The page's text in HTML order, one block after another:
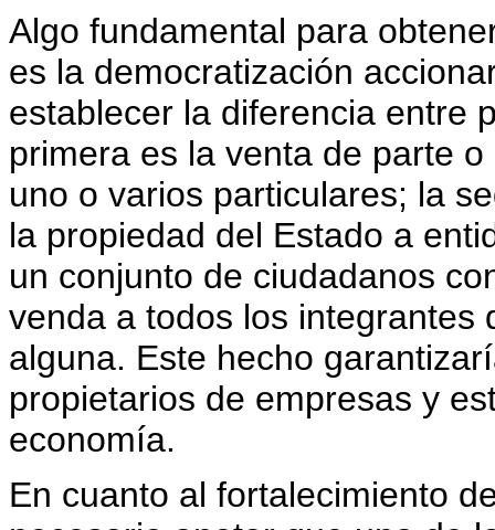
Algo fundamental para
es la democratización
establecer la diferencia entre
primera es la venta de parte
uno o varios particulares; la
la propiedad del Estado a
un conjunto de ciudadanos
venda a todos los integrantes
alguna. Este hecho
propietarios de empresas y
economía.
En cuanto al fortalecimiento